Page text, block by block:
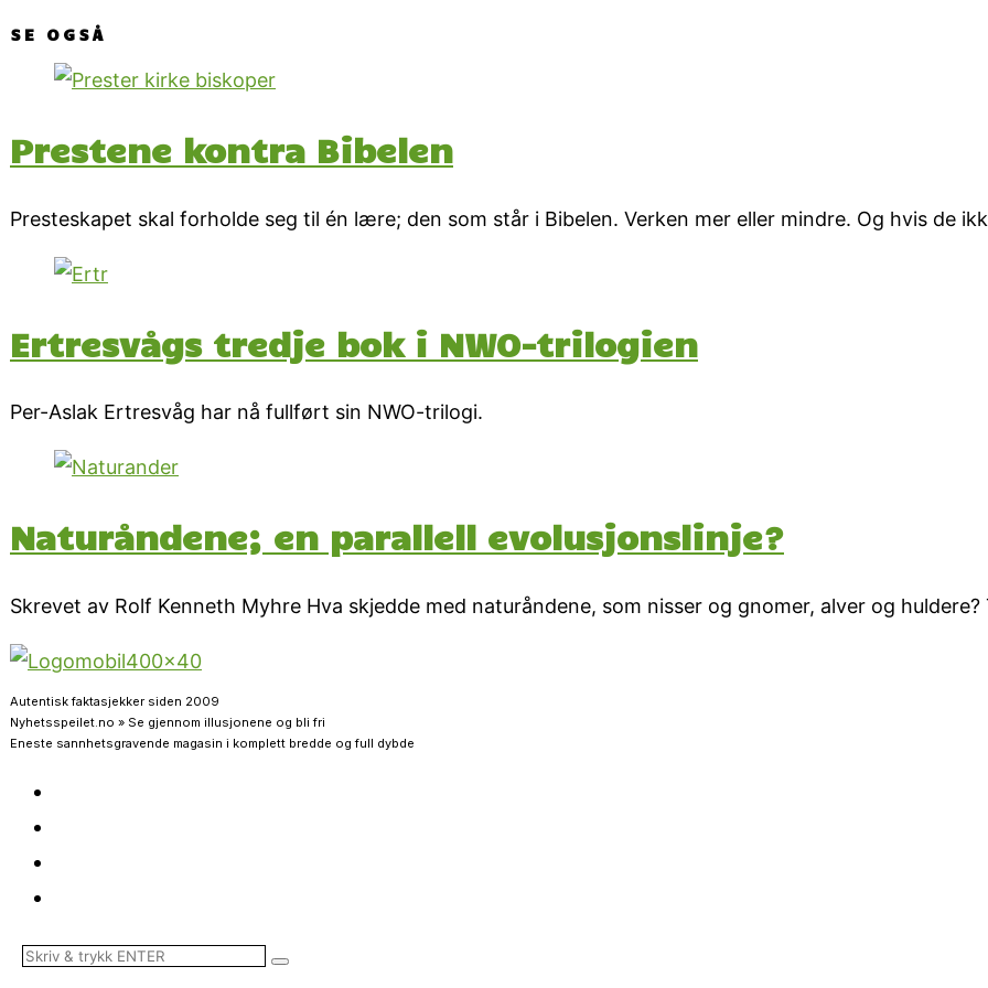
SE OGSÅ
Prestene kontra Bibelen
Presteskapet skal forholde seg til én lære; den som står i Bibelen. Verken mer eller mindre. Og hvis de
Ertresvågs tredje bok i NWO-trilogien
Per-Aslak Ertresvåg har nå fullført sin NWO-trilogi.
Naturåndene; en parallell evolusjonslinje?
Skrevet av Rolf Kenneth Myhre Hva skjedde med naturåndene, som nisser og gnomer, alver og
Autentisk faktasjekker siden 2009
Nyhetsspeilet.no » Se gjennom illusjonene og bli fri
Eneste sannhetsgravende magasin i komplett bredde og full dybde